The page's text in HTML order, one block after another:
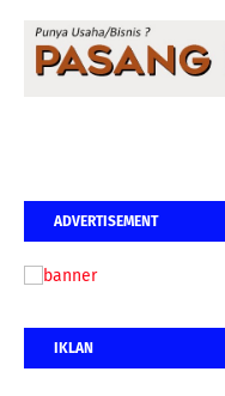
ADVERTISEMENT
IKLAN